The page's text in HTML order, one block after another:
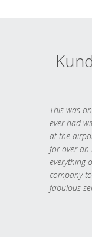
This was
ever had
at the
for over an
everything
company
fabulous